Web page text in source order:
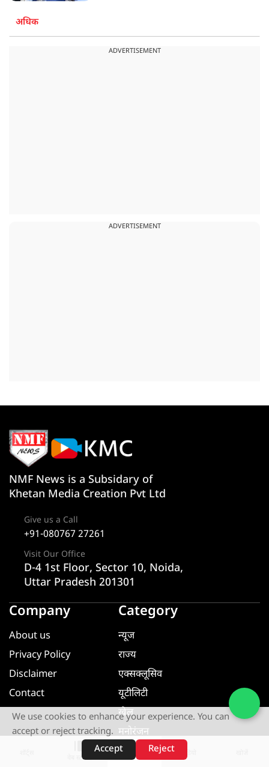
अधिक
ADVERTISEMENT
ADVERTISEMENT
वेब स्टोरीज़
NMF News is a Subsidary of
Khetan Media Creation Pvt Ltd
Give us a Call
+91-080767 27261
Visit Our Office
D-4 1st Floor, Sector 10, Noida,
Uttar Pradesh 201301
Company
About us
Privacy Policy
Disclaimer
Contact
Category
न्यूज
राज्य
एक्सक्लूसिव
यूटीलिटी
खेल
मनोरंजन
धर्म ज्ञान
We use cookies to enhance your experience. You can
accept or reject tracking.
Accept
Reject